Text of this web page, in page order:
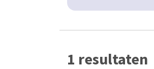
1 resultaten